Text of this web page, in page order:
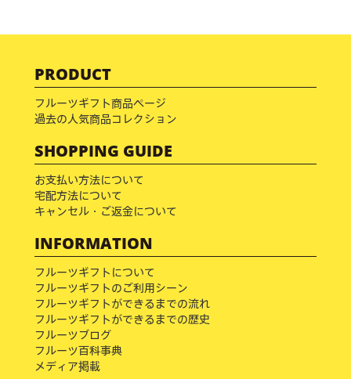
PRODUCT
フルーツギフト商品ページ
過去の人気商品コレクション
SHOPPING GUIDE
お支払い方法について
宅配方法について
キャンセル・ご返金について
INFORMATION
フルーツギフトについて
フルーツギフトのご利用シーン
フルーツギフトができるまでの流れ
フルーツギフトができるまでの歴史
フルーツブログ
フルーツ百科事典
メディア掲載